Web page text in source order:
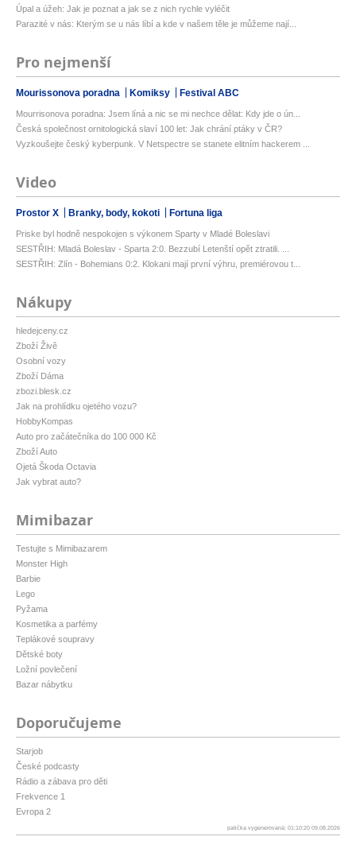
Úpal a úžeh: Jak je poznat a jak se z nich rychle vyléčit
Parazité v nás: Kterým se u nás líbí a kde v našem těle je můžeme nají...
Pro nejmenší
Mourissonova poradna Komiksy Festival ABC
Mourrisonova poradna: Jsem líná a nic se mi nechce dělat: Kdy jde o ún...
Česká společnost ornitologická slaví 100 let: Jak chrání ptáky v ČR?
Vyzkoušejte český kyberpunk. V Netspectre se stanete elitním hackerem ...
Video
Prostor X Branky, body, kokoti Fortuna liga
Priske byl hodně nespokojen s výkonem Sparty v Mladé Boleslavi
SESTŘIH: Mladá Boleslav - Sparta 2:0. Bezzubí Letenští opět ztratili. ...
SESTŘIH: Zlín - Bohemians 0:2. Klokani mají první výhru, premiérovou t...
Nákupy
hledejceny.cz
Zboží Živě
Osobní vozy
Zboží Dáma
zbozi.blesk.cz
Jak na prohlídku ojetého vozu?
HobbyKompas
Auto pro začátečníka do 100 000 Kč
Zboží Auto
Ojetá Škoda Octavia
Jak vybrat auto?
Mimibazar
Testujte s Mimibazarem
Monster High
Barbie
Lego
Pyžama
Kosmetika a parfémy
Teplákové soupravy
Dětské boty
Ložní povlečení
Bazar nábytku
Doporučujeme
Starjob
České podcasty
Rádio a zábava pro děti
Frekvence 1
Evropa 2
patička vygenerovaná: 01:10:20 09.08.2026